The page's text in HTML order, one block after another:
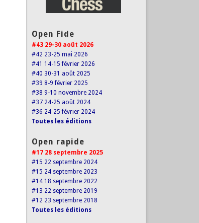
Open Fide
#43 29-30 août 2026
#42 23-25 mai 2026
#41 14-15 février 2026
#40 30-31 août 2025
#39 8-9 février 2025
#38 9-10 novembre 2024
#37 24-25 août 2024
#36 24-25 février 2024
Toutes les éditions
Open rapide
#17 28 septembre 2025
#15 22 septembre 2024
#15 24 septembre 2023
#14 18 septembre 2022
#13 22 septembre 2019
#12 23 septembre 2018
Toutes les éditions